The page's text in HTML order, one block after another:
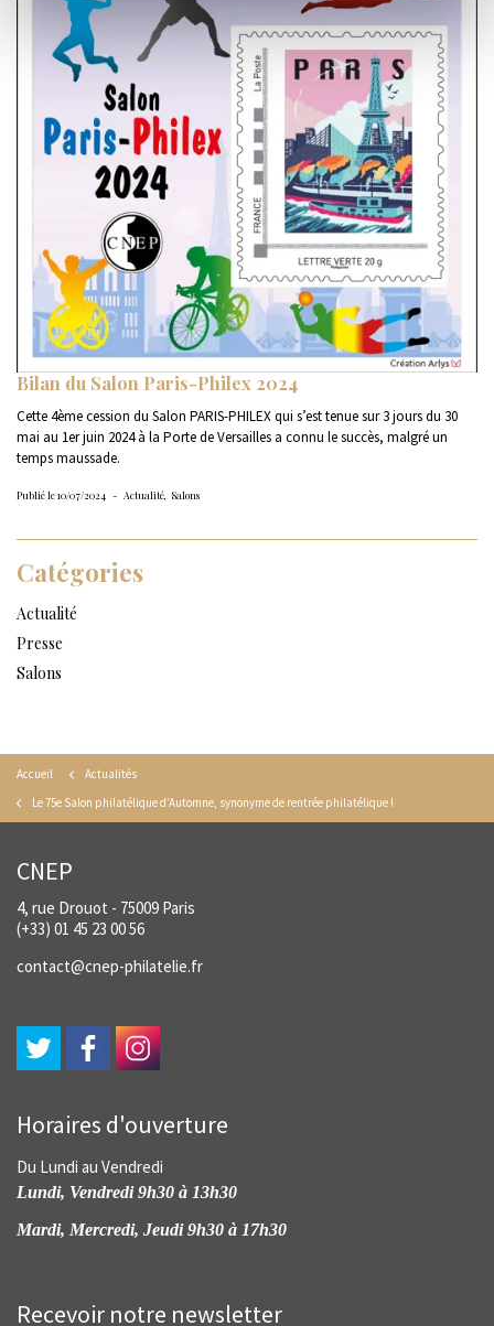
Bilan du Salon Paris-Philex 2024
Cette 4ème cession du Salon PARIS-PHILEX qui s’est tenue sur 3 jours du 30
mai au 1er juin 2024 à la Porte de Versailles a connu le succès, malgré un
temps maussade.
Publié le 10/07/2024 Actualité Salons
Catégories
Actualité
Presse
Salons
Accueil
Actualités
Le 75e Salon philatélique d’Automne, synonyme de rentrée philatélique !
CNEP
4, rue Drouot - 75009 Paris
(+33) 01 45 23 00 56
contact@cnep-philatelie.fr
Horaires d'ouverture
Du Lundi au Vendredi
Lundi, Vendredi 9h30 à 13h30
Mardi, Mercredi, Jeudi 9h30 à 17h30
Recevoir notre newsletter